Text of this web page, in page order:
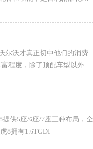
尔沃才真正切中他们的消费
程度，除了顶配车型以外，
供5座/6座/7座三种布局，全
8拥有1.6TGDI